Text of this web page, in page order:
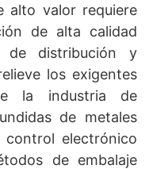
alto valor requiere
de alta calidad
de distribución y
los exigentes
la industria de
de metales
control electrónico
de embalaje